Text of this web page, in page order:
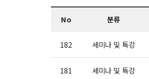
No 분류
182 세미나 및 특강
181 세미나 및 특강